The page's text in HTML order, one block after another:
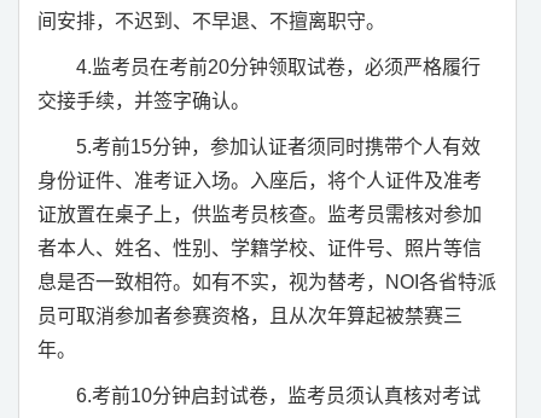
间安排，不迟到、不早退、不擅离职守。
4.监考员在考前20分钟领取试卷，必须严格履行
交接手续，并签字确认。
5.考前15分钟，参加认证者须同时携带个人有效
身份证件、准考证入场。入座后，将个人证件及准考
证放置在桌子上，供监考员核查。监考员需核对参加
者本人、姓名、性别、学籍学校、证件号、照片等信
息是否一致相符。如有不实，视为替考，
NOI 各省特派
员可取消参加者参赛资格，且从次年算起被禁赛三
年。
6.考前10分钟启封试卷，监考员须认真核对考试